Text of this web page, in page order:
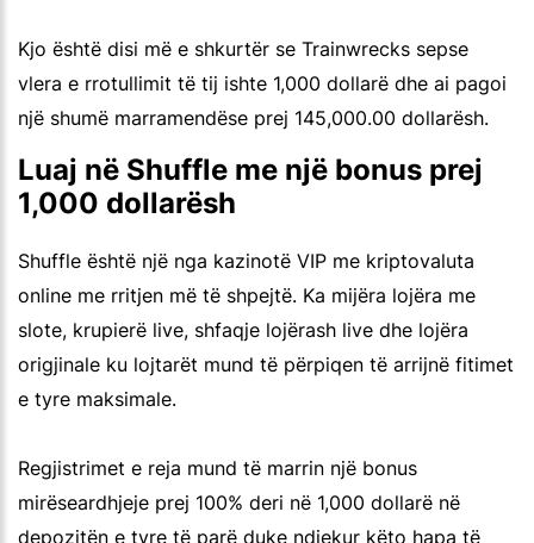
Kjo është disi më e shkurtër se Trainwrecks sepse
vlera e rrotullimit të tij ishte 1,000 dollarë dhe ai pagoi
një shumë marramendëse prej 145,000.00 dollarësh.
Luaj në Shuffle me një bonus prej
1,000 dollarësh
Shuffle është një nga kazinotë VIP me kriptovaluta
online me rritjen më të shpejtë. Ka mijëra lojëra me
slote, krupierë live, shfaqje lojërash live dhe lojëra
origjinale ku lojtarët mund të përpiqen të arrijnë fitimet
e tyre maksimale.
Regjistrimet e reja mund të marrin një bonus
mirëseardhjeje prej 100% deri në 1,000 dollarë në
depozitën e tyre të parë duke ndjekur këto hapa të